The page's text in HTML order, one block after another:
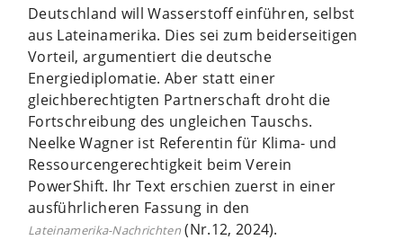
Deutschland will Wasserstoff einführen, selbst
aus Lateinamerika. Dies sei zum beiderseitigen
Vorteil, argumentiert die deutsche
Energiediplomatie. Aber statt einer
gleichberechtigten Partnerschaft droht die
Fortschreibung des ungleichen Tauschs.
Neelke Wagner ist Referentin für Klima- und
Ressourcengerechtigkeit beim Verein
PowerShift. Ihr Text erschien zuerst in einer
ausführlicheren Fassung in den
Lateinamerika-Nachrichten (Nr.12, 2024).